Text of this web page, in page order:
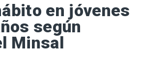
en jóvenes
según
Minsal